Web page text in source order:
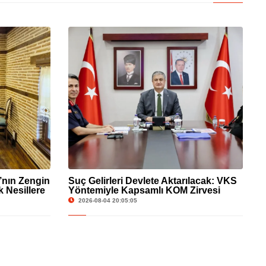
Zengin
Nesillere
Suç Gelirleri Devlete Aktarılacak: VKS
Yöntemiyle Kapsamlı KOM Zirvesi
Gerçekleştirildi
2026-08-04 20:05:05